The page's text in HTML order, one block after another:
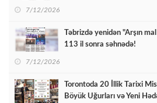
7/12/2026
Təbrizdə yenidən "Arşın
113 il sonra səhnədə!
7/12/2026
Torontoda 20 İllik Tarixi
Böyük Uğurları və Yeni